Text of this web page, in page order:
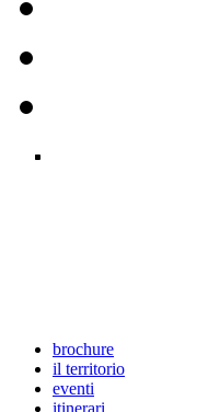
brochure
il territorio
eventi
itinerari